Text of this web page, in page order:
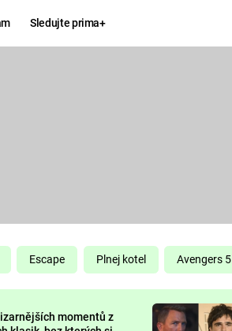
Sledujte prima+
KOMEDIE
CHUCK
NORRIS
DEADPOOL
Escape Plnej kotel Avengers 5
momentů z